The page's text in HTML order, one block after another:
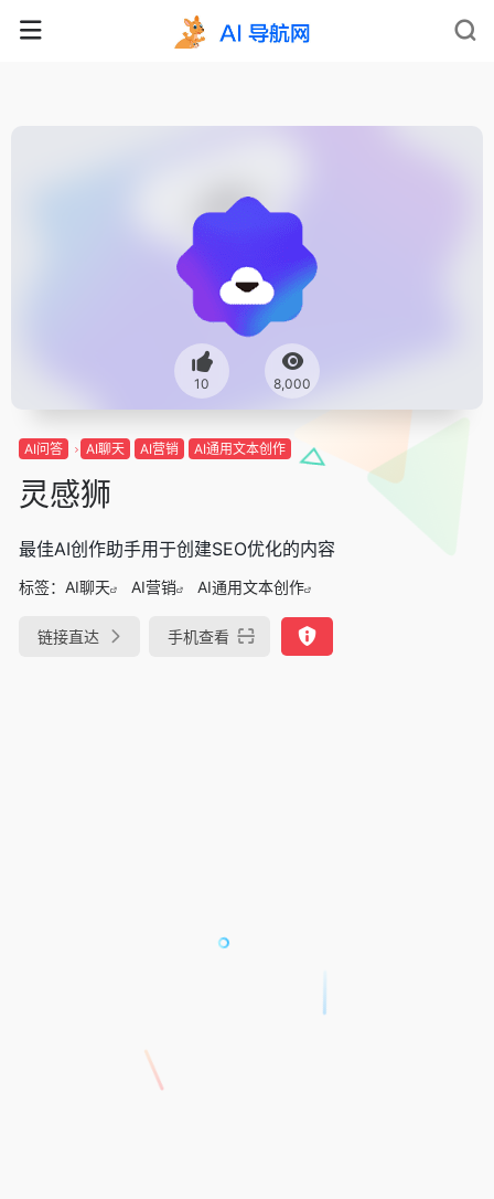
10 8,000
AI问答 AI聊天 AI营销 AI通用文本创作
灵感狮
最佳AI创作助手用于创建SEO优化的内容
标签： AI聊天 AI营销 AI通用文本创作
链接直达 手机查看